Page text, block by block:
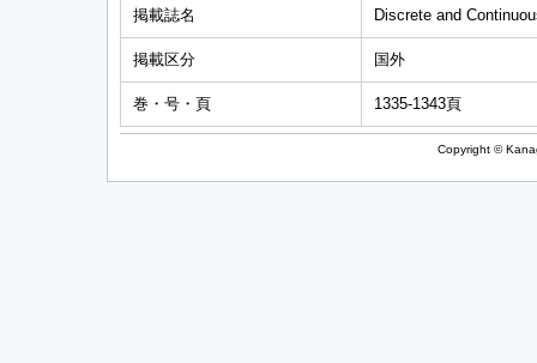
掲載誌名 Discrete and
掲載区分 国外
巻・号・頁 1335-1343頁
Copyright ©